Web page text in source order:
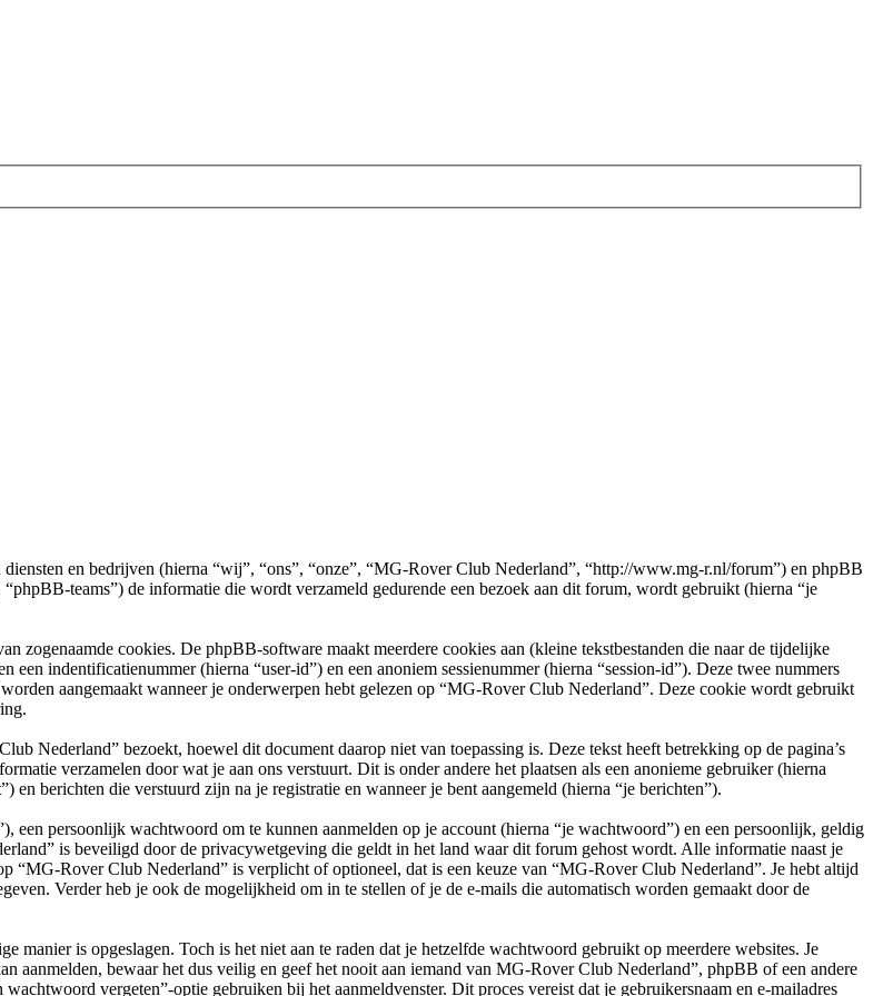
en bedrijven (hierna “wij”, “ons”, “onze”, “MG-Rover Club Nederland”, “http://www.mg-r.nl/forum”) en phpBB
teams”) de informatie die wordt verzameld gedurende een bezoek aan dit forum, wordt gebruikt (hierna “je
zogenaamde cookies. De phpBB-software maakt meerdere cookies aan (kleine tekstbestanden die naar de tijdelijke
indentificatienummer (hierna “user-id”) en een anoniem sessienummer (hierna “session-id”). Deze twee nummers
aangemaakt wanneer je onderwerpen hebt gelezen op “MG-Rover Club Nederland”. Deze cookie wordt gebruikt
Nederland” bezoekt, hoewel dit document daarop niet van toepassing is. Deze tekst heeft betrekking op de pagina’s
verzamelen door wat je aan ons verstuurt. Dit is onder andere het plaatsen als een anonieme gebruiker (hierna
berichten die verstuurd zijn na je registratie en wanneer je bent aangemeld (hierna “je berichten”).
een persoonlijk wachtwoord om te kunnen aanmelden op je account (hierna “je wachtwoord”) en een persoonlijk, geldig
is beveiligd door de privacywetgeving die geldt in het land waar dit forum gehost wordt. Alle informatie naast je
“MG-Rover Club Nederland” is verplicht of optioneel, dat is een keuze van “MG-Rover Club Nederland”. Je hebt altijd
Verder heb je ook de mogelijkheid om in te stellen of je de e-mails die automatisch worden gemaakt door de
is opgeslagen. Toch is het niet aan te raden dat je hetzelfde wachtwoord gebruikt op meerdere websites. Je
aanmelden, bewaar het dus veilig en geef het nooit aan iemand van MG-Rover Club Nederland”, phpBB of een andere
vergeten”-optie gebruiken bij het aanmeldvenster. Dit proces vereist dat je gebruikersnaam en e-mailadres